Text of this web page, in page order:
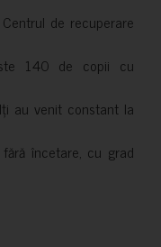
de recuperare
140 de copii cu
au venit constant la
încetare, cu grad